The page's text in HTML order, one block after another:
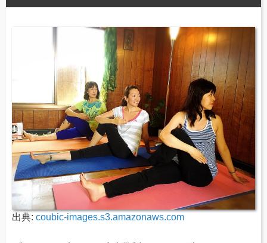
出典: coubic-images.s3.amazonaws.com